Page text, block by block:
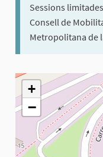
Sessions
Consell de
Metropolitana de
El següent element
+
−